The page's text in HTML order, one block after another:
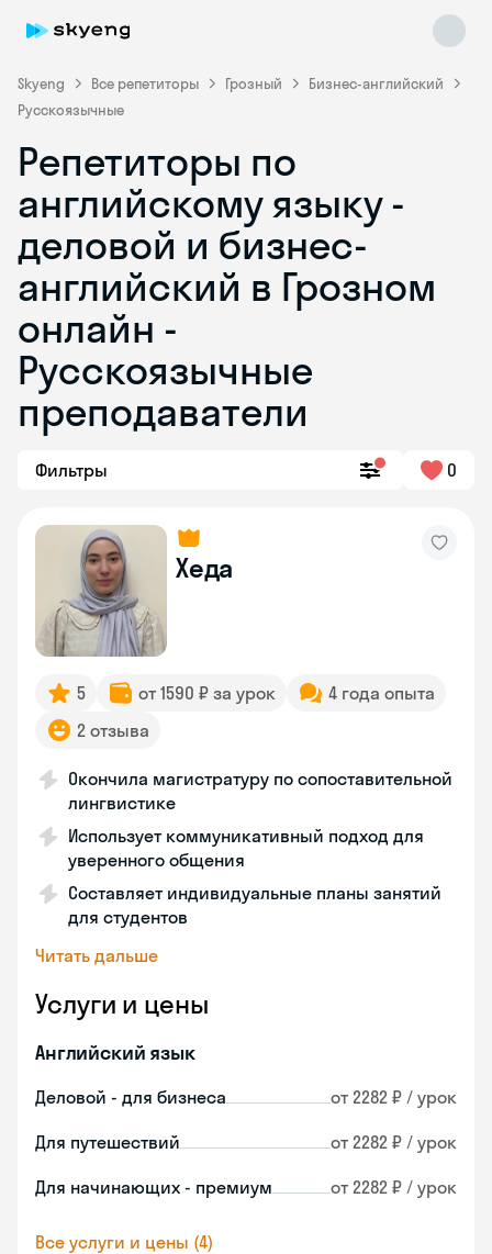
Skyeng Все репетиторы Грозный
Бизнес-английский
Русскоязычные
Репетиторы по
английскому языку -
деловой и бизнес-
английский в Грозном
онлайн -
Русскоязычные
преподаватели
Фильтры 0
Хеда
5 от 1590 ₽ за урок
4 года опыта
2 отзыва
Окончила магистратуру по сопоставительной
лингвистике
Использует коммуникативный подход для
уверенного общения
Составляет индивидуальные планы занятий
для студентов
Читать дальше
Услуги и цены
Английский язык
Деловой - для бизнеса от 2282 ₽ / урок
Для путешествий от 2282 ₽ / урок
Для начинающих - премиум от 2282 ₽ / урок
Все услуги и цены (4)
Skyeng Chat